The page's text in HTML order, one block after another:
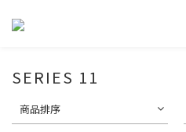
SERIES 11
商品排序